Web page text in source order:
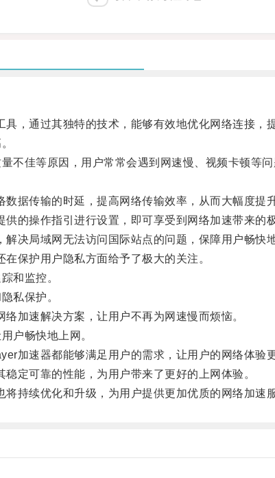
通过其独特的技术，能够有效地优化网络连接，
佳等原因，用户常常会遇到网速慢、视频卡顿等问
传输的时延，提高网络传输效率，从而大幅度提升
操作指引进行设置，即可享受到网络加速带来的极
局域网无法访问国际站点的问题，保障用户畅快地
保护用户隐私方面给予了极大的关注。
和监控。
私保护。
速解决方案，让用户不再为网速慢而烦恼。
户畅快地上网。
速器都能够满足用户的需求，让用户的网络体验更
可靠的性能，为用户带来了更好的上网体验。
续优化和升级，为用户提供更加优质的网络加速